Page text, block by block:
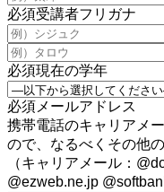
必須受講者フリガナ
必須現在の学年
必須 メールアドレス
携帯電話のキャリアメ
ので、なるべくその他
（キャリアメール：
@ezweb.ne.jp